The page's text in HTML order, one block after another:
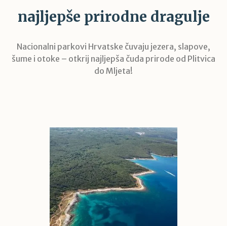
najljepše prirodne dragulje
Nacionalni parkovi Hrvatske čuvaju jezera, slapove,
šume i otoke – otkrij najljepša čuda prirode od Plitvica
do Mljeta!